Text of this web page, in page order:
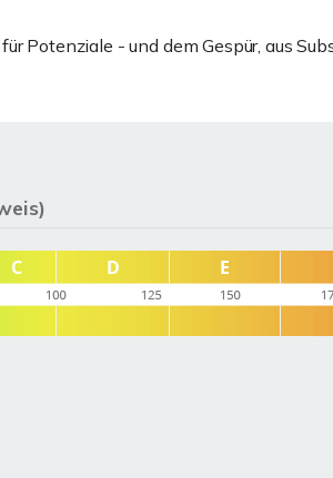
Potenziale - und dem Gespür, aus